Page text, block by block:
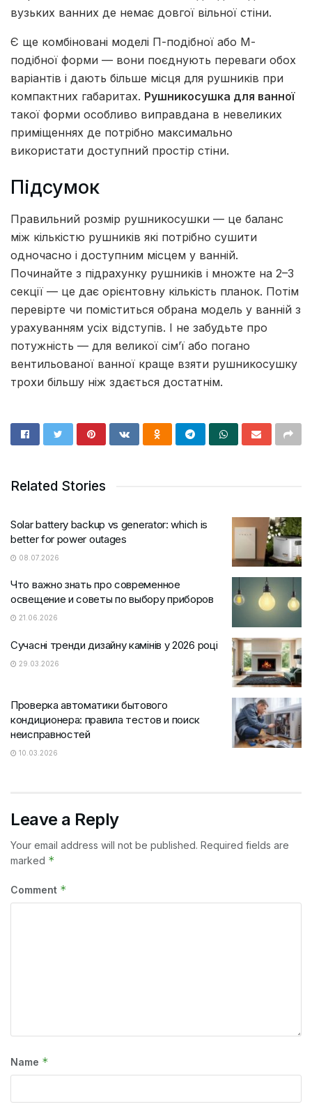
вузьких ванних де немає довгої вільної стіни.
Є ще комбіновані моделі П-подібної або М-
подібної форми — вони поєднують переваги обох
варіантів і дають більше місця для рушників при
компактних габаритах. Рушникосушка для ванної
такої форми особливо виправдана в невеликих
приміщеннях де потрібно максимально
використати доступний простір стіни.
Підсумок
Правильний розмір рушникосушки — це баланс
між кількістю рушників які потрібно сушити
одночасно і доступним місцем у ванній.
Починайте з підрахунку рушників і множте на 2–3
секції — це дає орієнтовну кількість планок. Потім
перевірте чи поміститься обрана модель у ванній з
урахуванням усіх відступів. І не забудьте про
потужність — для великої сім’ї або погано
вентильованої ванної краще взяти рушникосушку
трохи більшу ніж здається достатнім.
Related Stories
Solar battery backup vs generator: which is
better for power outages
08.07.2026
Что важно знать про современное
освещение и советы по выбору приборов
21.06.2026
Сучасні тренди дизайну камінів у 2026 році
29.03.2026
Проверка автоматики бытового
кондиционера: правила тестов и поиск
неисправностей
10.03.2026
Leave a Reply
Your email address will not be published. Required fields are
marked *
Comment *
Name *